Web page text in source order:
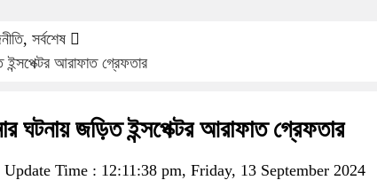
, সর্বশেষ
আরাফাত গ্রেফতার
ঘটনায় জড়িত ইন্সপেক্টর আরাফাত গ্রেফতার
Update Time : 12:11:38 pm, Friday, 13 September 2024